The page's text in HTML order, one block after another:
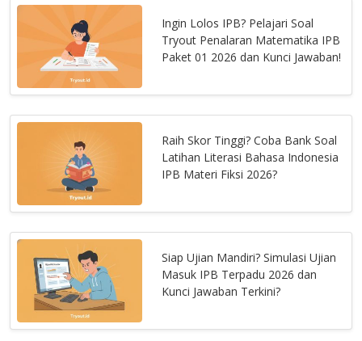
Ingin Lolos IPB? Pelajari Soal
Tryout Penalaran Matematika IPB
Paket 01 2026 dan Kunci Jawaban!
Raih Skor Tinggi? Coba Bank Soal
Latihan Literasi Bahasa Indonesia
IPB Materi Fiksi 2026?
Siap Ujian Mandiri? Simulasi Ujian
Masuk IPB Terpadu 2026 dan
Kunci Jawaban Terkini?